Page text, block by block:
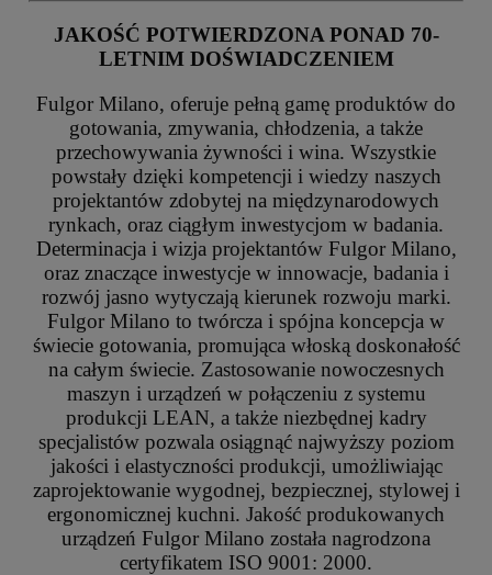
JAKOŚĆ POTWIERDZONA PONAD 70-
LETNIM DOŚWIADCZENIEM
Fulgor Milano, oferuje pełną gamę produktów do
gotowania, zmywania, chłodzenia, a także
przechowywania żywności i wina. Wszystkie
powstały dzięki kompetencji i wiedzy naszych
projektantów zdobytej na międzynarodowych
rynkach, oraz ciągłym inwestycjom w badania.
Determinacja i wizja projektantów Fulgor Milano,
oraz znaczące inwestycje w innowacje, badania i
rozwój jasno wytyczają kierunek rozwoju marki.
Fulgor Milano to twórcza i spójna koncepcja w
świecie gotowania, promująca włoską doskonałość
na całym świecie. Zastosowanie nowoczesnych
maszyn i urządzeń w połączeniu z systemu
produkcji LEAN, a także niezbędnej kadry
specjalistów pozwala osiągnąć najwyższy poziom
jakości i elastyczności produkcji, umożliwiając
zaprojektowanie wygodnej, bezpiecznej, stylowej i
ergonomicznej kuchni. Jakość produkowanych
urządzeń Fulgor Milano została nagrodzona
certyfikatem ISO 9001: 2000.